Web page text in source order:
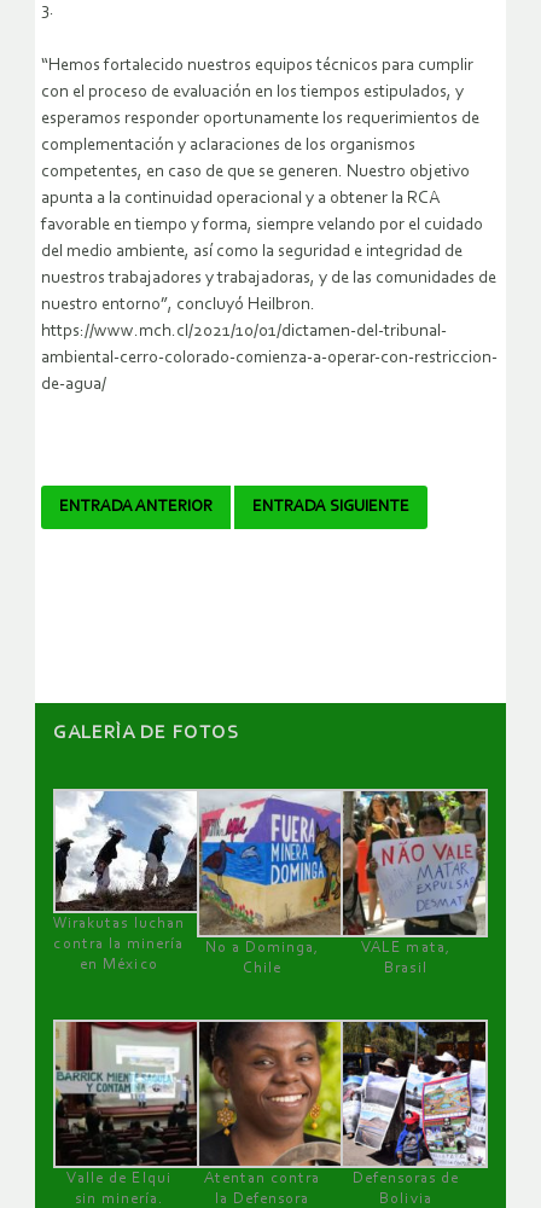
3.
“Hemos fortalecido nuestros equipos técnicos para cumplir
con el proceso de evaluación en los tiempos estipulados, y
esperamos responder oportunamente los requerimientos de
complementación y aclaraciones de los organismos
competentes, en caso de que se generen. Nuestro objetivo
apunta a la continuidad operacional y a obtener la RCA
favorable en tiempo y forma, siempre velando por el cuidado
del medio ambiente, así como la seguridad e integridad de
nuestros trabajadores y trabajadoras, y de las comunidades de
nuestro entorno”, concluyó Heilbron.
https://www.mch.cl/2021/10/01/dictamen-del-tribunal-
ambiental-cerro-colorado-comienza-a-operar-con-restriccion-
de-agua/
Navegador
ENTRADA ANTERIOR ENTRADA SIGUIENTE
GALERÌA DE FOTOS
Wirakutas luchan
contra la minería
en México
No a Dominga,
Chile
VALE mata,
Brasil
Valle de Elqui
sin minería.
Atentan contra
la Defensora
Defensoras de
Bolivia